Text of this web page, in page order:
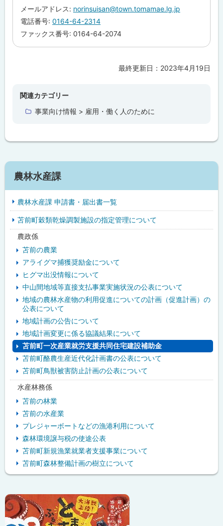
メールアドレス: norinsuisan@town.tomamae.lg.jp
電話番号: 0164-64-2314
ファックス番号: 0164-64-2074
最終更新日： 2023年4月19日
関連カテゴリー
事業向け情報 > 雇用・働く人のために
サ
イ
ド
・
農林水産課
農林水産課 申請書・届出書一覧
苫前町穀類乾燥調製施設の指定管理について
農政係
苫前の農業
アライグマ捕獲奨励金について
ヒグマ出没情報について
中山間地域等直接支払事業実施状況の公表について
地域の農林水産物の利用促進についての計画（促進計画）の
公表について
地域計画の公告について
地域計画変更に係る協議結果について
苫前町一次産業就労支援共同住宅建設補助金
苫前町酪農生産近代化計画書の公表について
苫前町鳥獣被害防止計画の公表について
水産林務係
苫前の林業
苫前の水産業
プレジャーボートなどの漁港利用について
森林環境譲与税の使途公表
苫前町新規漁業就業者支援事業について
苫前町森林整備計画の樹立について
ッ
ク